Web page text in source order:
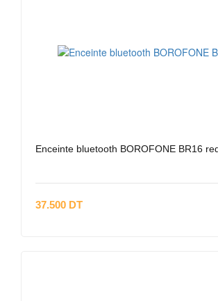
Enceinte bluetooth BOROFONE BR16
37.500 DT